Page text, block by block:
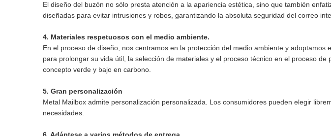
El diseño del buzón no sólo presta atención a la apariencia estética, sino que también
diseñadas para evitar intrusiones y robos, garantizando la absoluta seguridad del correo
4. Materiales respetuosos con el medio ambiente.
En el proceso de diseño, nos centramos en la protección del medio ambiente y
para prolongar su vida útil, la selección de materiales y el proceso técnico en el proceso
concepto verde y bajo en carbono.
5. Gran personalización
Metal Mailbox admite personalización personalizada. Los consumidores pueden elegir
necesidades.